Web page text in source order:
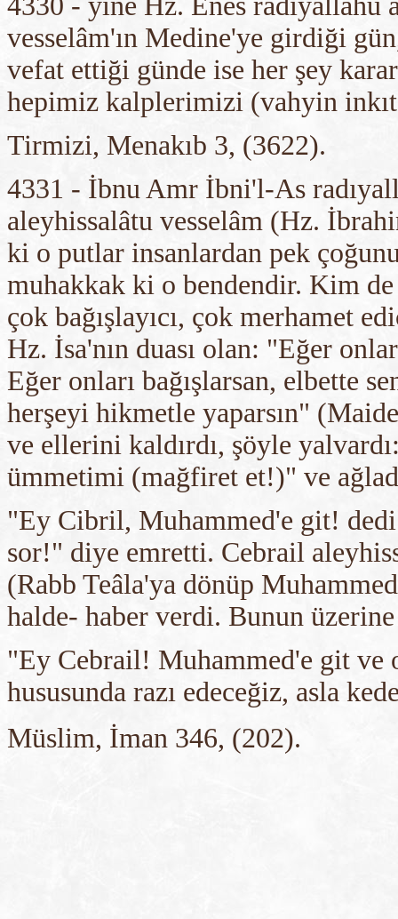
vesselâm'ın Medine'ye girdiği
vefat ettiği günde ise her şey
hepimiz kalplerimizi (vahyin
Tirmizi, Menakıb 3, (3622).
4331 - İbnu Amr İbni'l-As
aleyhissalâtu vesselâm (Hz.
ki o putlar insanlardan pek
muhakkak ki o bendendir. Kim
çok bağışlayıcı, çok merhamet
Hz. İsa'nın duası olan: "Eğer
Eğer onları bağışlarsan, elbette
herşeyi hikmetle yaparsın"
ve ellerini kaldırdı, şöyle
ümmetimi (mağfiret et!)" ve
"Ey Cibril, Muhammed'e git!
sor!" diye emretti. Cebrail
(Rabb Teâla'ya dönüp
halde- haber verdi. Bunun
"Ey Cebrail! Muhammed'e git ve
hususunda razı edeceğiz, asla
Müslim, İman 346, (202).